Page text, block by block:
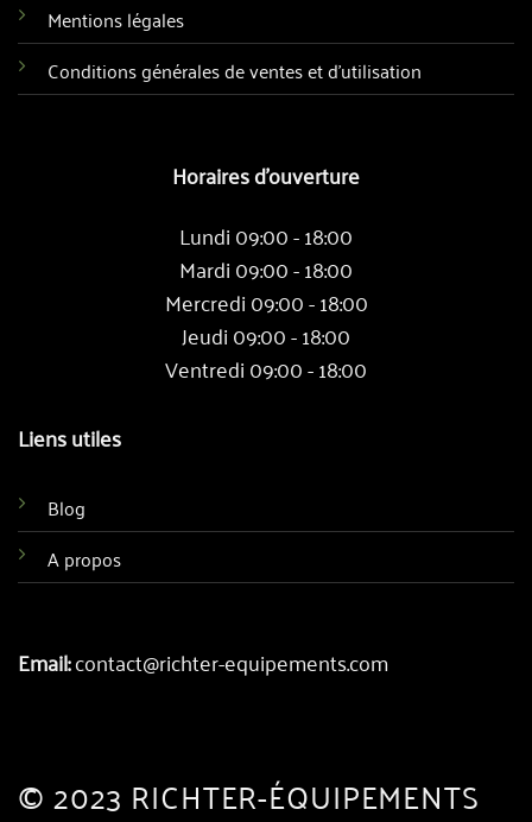
Mentions légales
Conditions générales de ventes et d'utilisation
Horaires d'ouverture
Lundi 09:00 - 18:00
Mardi 09:00 - 18:00
Mercredi 09:00 - 18:00
Jeudi 09:00 - 18:00
Ventredi 09:00 - 18:00
Liens utiles
Blog
A propos
Email:contact@richter-equipements.com
© 2023 RICHTER-ÉQUIPEMENTS